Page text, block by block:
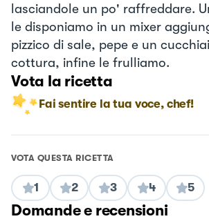
lasciandole un po' raffreddare.
le disponiamo in un mixer
pizzico di sale, pepe e un
cottura, infine le frulliamo.
Vota la ricetta
Fai sentire la tua voce, chef!
VOTA QUESTA RICETTA
1 2 3 4 5
Domande e recensioni